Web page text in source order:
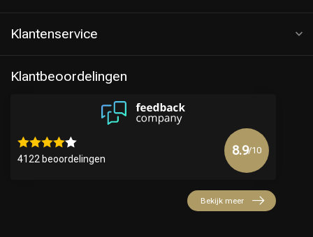
Klantenservice
Klantbeoordelingen
4122 beoordelingen
8.9/10
Bekijk meer